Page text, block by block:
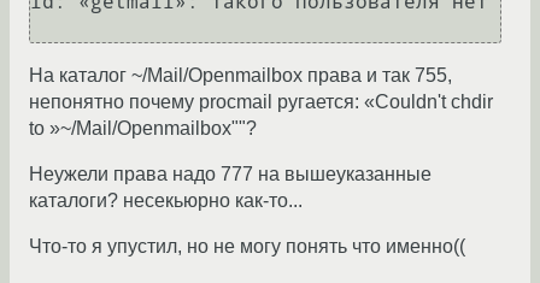
На каталог ~/Mail/Openmailbox права и так 755,
непонятно почему procmail ругается: «Couldn't chdir
to »~/Mail/Openmailbox""?
Неужели права надо 777 на вышеуказанные
каталоги? несекьюрно как-то...
Что-то я упустил, но не могу понять что именно((